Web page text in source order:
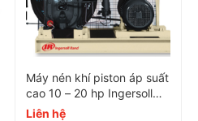
trong từng giai đoạn làm
lực và tăng tuổi thọ.
lượng cao nhất hiện có
dịch vụ đáng tin cậy, hiệu
​​​​​​​Máy nén khí piston áp suất
cao 10 – 20 hp Ingersoll
Rand
Liên hệ